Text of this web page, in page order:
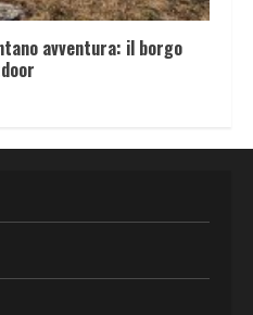
avventura: il borgo